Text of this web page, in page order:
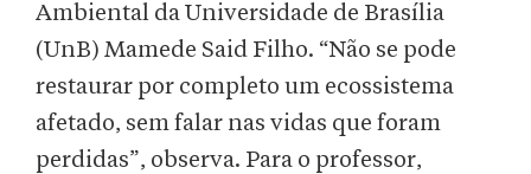
Ambiental da Universidade de Brasília
(UnB) Mamede Said Filho. “Não se pode
restaurar por completo um ecossistema
afetado, sem falar nas vidas que foram
perdidas”, observa. Para o professor,